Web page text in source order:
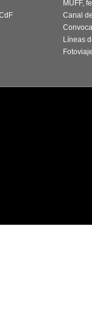
MUFF,
Canal
Líneas